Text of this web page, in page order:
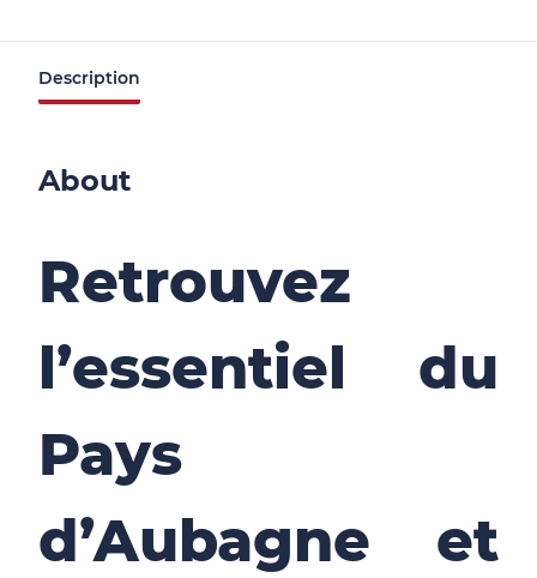
Description
About
Retrouvez
l’essentiel du
Pays
d’Aubagne et